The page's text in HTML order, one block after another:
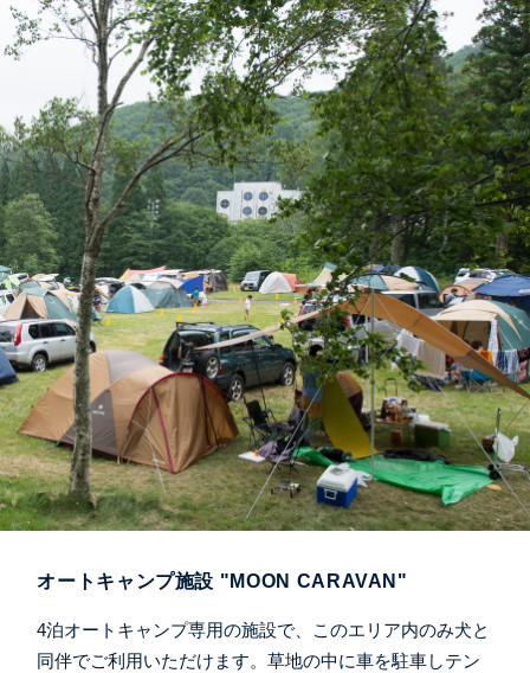
オートキャンプ施設 "MOON CARAVAN"
4泊オートキャンプ専用の施設で、このエリア内のみ犬と
同伴でご利用いただけます。草地の中に車を駐車しテン